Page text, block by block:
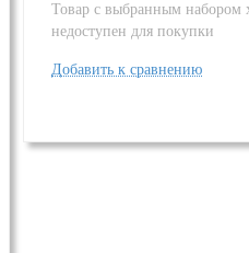
Товар с выбранным набором
недоступен для покупки
Добавить к сравнению